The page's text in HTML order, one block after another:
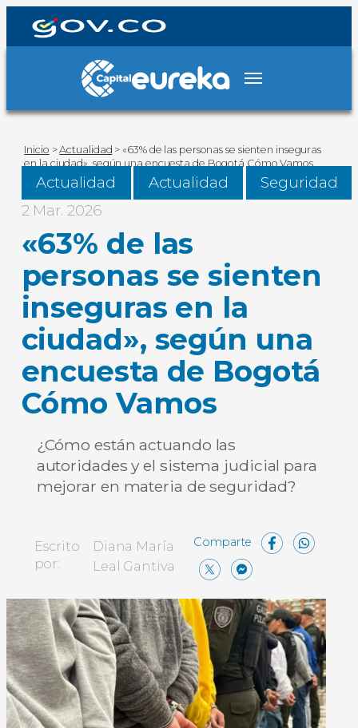
Inicio >Actualidad >«63% de las personas se sienten inseguras
en la ciudad», según una encuesta de Bogotá Cómo Vamos
Actualidad Actualidad
Seguridad
2 Mar. 2026
«63% de las
personas se sienten
inseguras en la
ciudad», según una
encuesta de Bogotá
Cómo Vamos
¿Cómo están actuando las
autoridades y el sistema judicial para
mejorar en materia de seguridad?
Escrito
por:
Diana María
Leal Gantiva
X